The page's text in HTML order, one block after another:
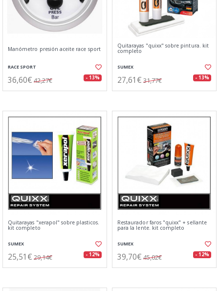
Manómetro presión aceite race sport
RACE SPORT
36,60€ 42,27€ - 13%
Quitarayas "quixx" sobre pintura. kit
completo
SUMEX
27,61€ 31,77€ - 13%
Quitarayas "xerapol" sobre plasticos.
kit completo
SUMEX
25,51€ 29,14€ - 12%
Restaurador faros "quixx" + sellante
para la lente. kit completo
SUMEX
39,70€ 45,02€ - 12%